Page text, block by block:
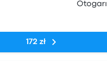
Otogarı
172 zł